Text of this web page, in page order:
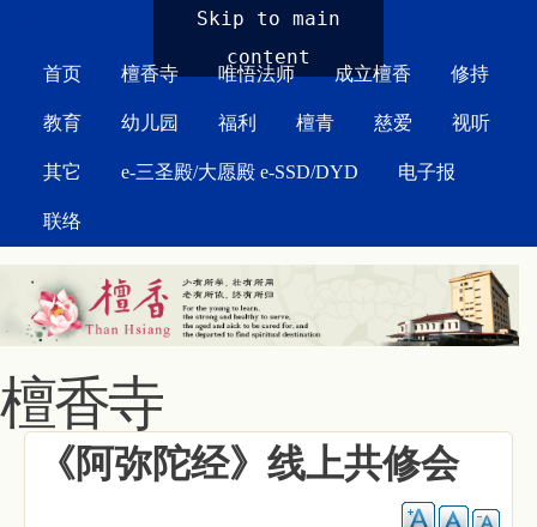
Skip to main
content
首页 檀香寺 唯悟法师 成立檀香 修持
教育 幼儿园 福利 檀青 慈爱 视听
其它 e-三圣殿/大愿殿 e-SSD/DYD 电子报
联络
檀香寺
《阿弥陀经》线上共修会